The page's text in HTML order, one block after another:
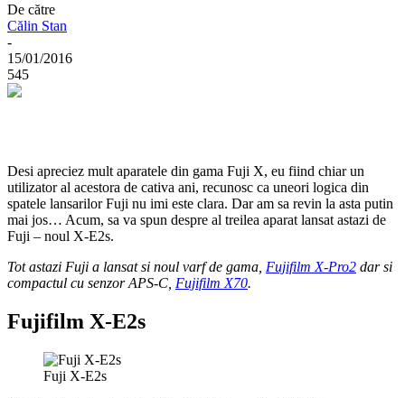
De către
Călin Stan
-
15/01/2016
545
Desi apreciez mult aparatele din gama Fuji X, eu fiind chiar un
utilizator al acestora de cativa ani, recunosc ca uneori logica din
spatele lansarilor Fuji nu imi este clara. Dar am sa revin la asta putin
mai jos… Acum, sa va spun despre al treilea aparat lansat astazi de
Fuji – noul X-E2s.
Tot astazi Fuji a lansat si noul varf de gama, Fujifilm X-Pro2 dar si
compactul cu senzor APS-C, Fujifilm X70.
Fujifilm X-E2s
Fuji X-E2s